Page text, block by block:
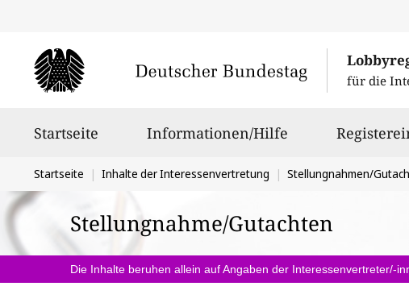
für die
Startseite Informationen/Hilfe
Sie
befinden
sich
hier:
Startseite Inhalte der Interessenvertretung Stellungnahmen/
Stellungnahme/Gutachten
Die Inhalte beruhen allein auf Angaben der Interessenvertreter/-